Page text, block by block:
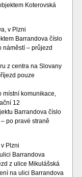
Koterovská
v Plzni
Barrandova číslo
náměstí – průjezd
z centra na Slovany
pouze
místní komunikace,
12
Barrandova číslo
po pravé straně
Plzni
Barrandova
z ulice Mikulášská
na ulici Barrandova